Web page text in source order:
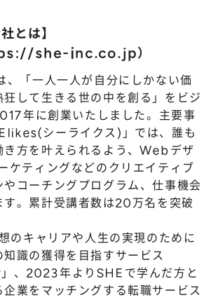
とは】
she-inc.co.jp）
、「一人一人が自分にしかない価
して生きる世の中を創る」をビジ
年に創業いたしました。主要事
シーライクス)」では、誰も
き方を叶えられるよう、Webデザ
ケティングなどのクリエイティブ
やコーチングプログラム、仕事機会
す。累計受講者数は20万名を突破
のキャリアや人生の実現のために
識の獲得を目指すサービス
、2023年よりSHEで学んだ方と
企業をマッチングする転職サービス